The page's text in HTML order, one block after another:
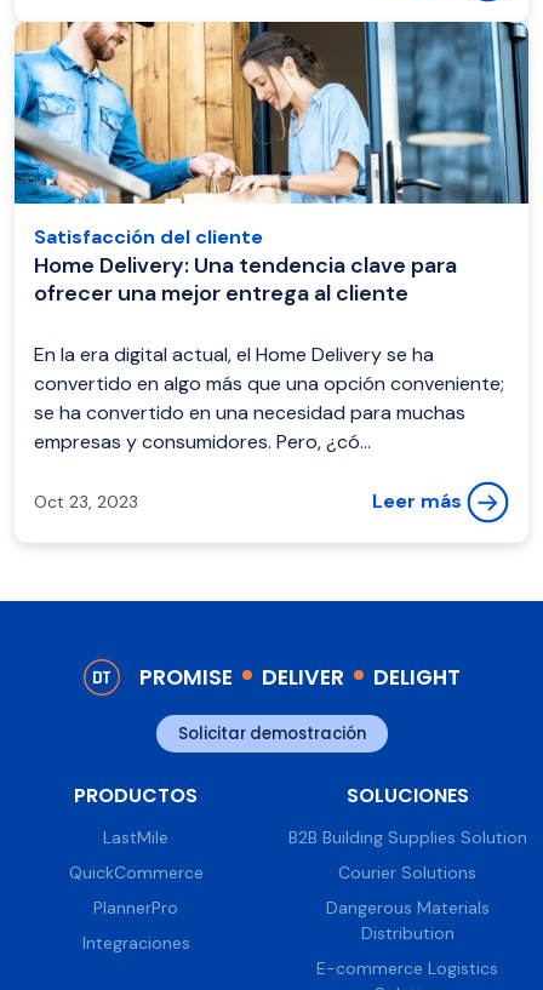
Satisfacción del cliente
Home Delivery: Una tendencia clave para
ofrecer una mejor entrega al cliente
En la era digital actual, el Home Delivery se ha
convertido en algo más que una opción conveniente;
se ha convertido en una necesidad para muchas
empresas y consumidores. Pero, ¿có...
Oct 23, 2023 Leer más
PROMISE DELIVER DELIGHT
Solicitar demostración
PRODUCTOS
LastMile
QuickCommerce
PlannerPro
Integraciones
SOLUCIONES
B2B Building Supplies Solution
Courier Solutions
Dangerous Materials
Distribution
E-commerce Logistics